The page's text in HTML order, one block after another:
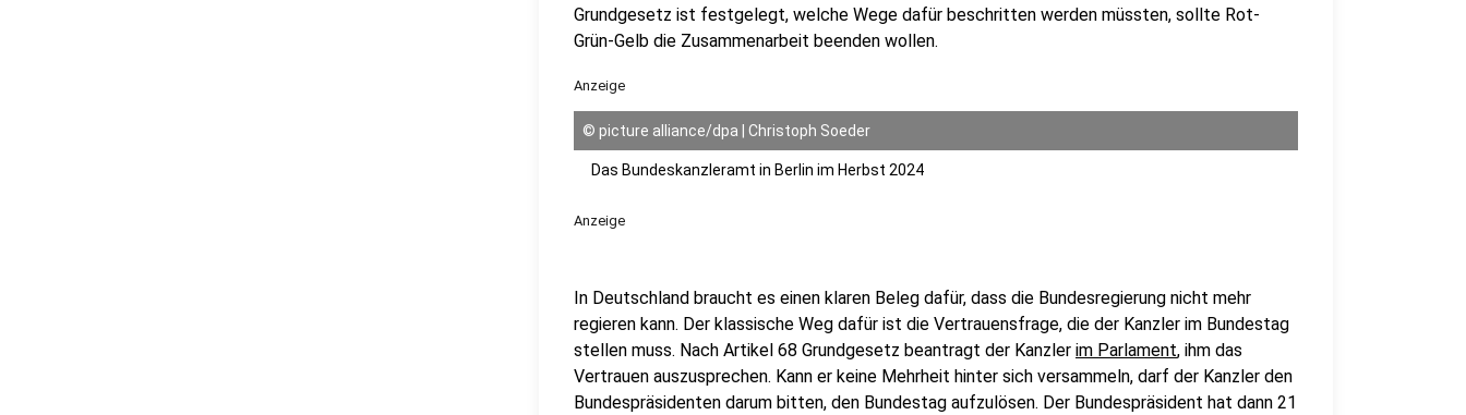
Grundgesetz ist festgelegt, welche Wege dafür beschritten werden müssten, sollte Rot-
Grün-Gelb die Zusammenarbeit beenden wollen.
Anzeige
© picture alliance/dpa | Christoph Soeder
Das Bundeskanzleramt in Berlin im Herbst 2024
Anzeige
In Deutschland braucht es einen klaren Beleg dafür, dass die Bundesregierung nicht mehr
regieren kann. Der klassische Weg dafür ist die Vertrauensfrage, die der Kanzler im Bundestag
stellen muss. Nach Artikel 68 Grundgesetz beantragt der Kanzler im Parlament, ihm das
Vertrauen auszusprechen. Kann er keine Mehrheit hinter sich versammeln, darf der Kanzler den
Bundespräsidenten darum bitten, den Bundestag aufzulösen. Der Bundespräsident hat dann 21